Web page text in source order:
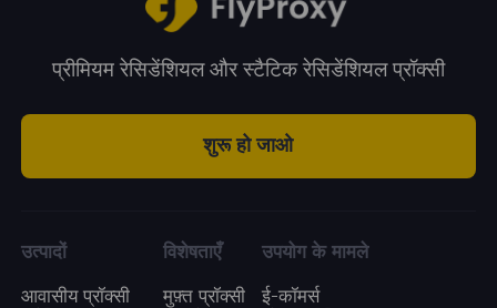
प्रीमियम रेसिडेंशियल और स्टैटिक रेसिडेंशियल प्रॉक्सी
शुरू हो जाओ
उत्पादों
आवासीय प्रॉक्सी
विशेषताएँ
मुफ़्त प्रॉक्सी
उपयोग के मामले
ई-कॉमर्स